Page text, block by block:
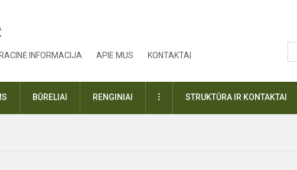
INFORMACIJA APIE MUS KONTAKTAI
BŪRELIAI RENGINIAI DAUGIAUSTRUKTŪRA IR KONTAKTAI